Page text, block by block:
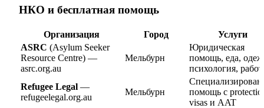
НКО и бесплатная помощь
Организация Город
Услуги
ASRC (Asylum Seeker
Resource Centre) —
asrc.org.au
Мельбурн
Юридическая
помощь, еда,
психология,
Refugee Legal —
refugeelegal.org.au
Мельбурн
помощь с
visas и AAT